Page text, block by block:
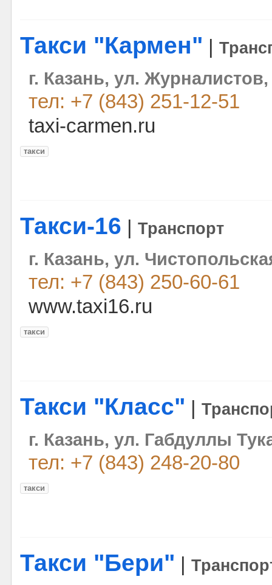
Такси "Кармен"
г. Казань, ул. Журналистов,
тел: +7 (843) 251-12-51
taxi-carmen.ru
такси
Такси-16 Транспорт
г. Казань, ул.
тел: +7 (843) 250-60-61
www.taxi16.ru
такси
Такси "Класс"
г. Казань, ул. Габдуллы
тел: +7 (843) 248-20-80
такси
Такси "Бери"